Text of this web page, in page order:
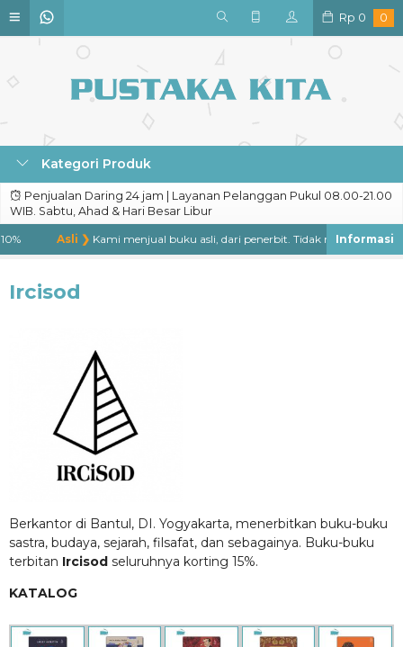
Rp 0 0
Kategori Produk
Penjualan Daring 24 jam | Layanan Pelanggan Pukul 08.00-21.00
WIB. Sabtu, Ahad & Hari Besar Libur
Asli ❯ Kami menjual buku asli, dari penerbit. Tidak menjual buku
Ircisod
Berkantor di Bantul, DI. Yogyakarta, menerbitkan buku-buku
sastra, budaya, sejarah, filsafat, dan sebagainya. Buku-buku
terbitan Ircisod seluruhnya korting 15%.
KATALOG